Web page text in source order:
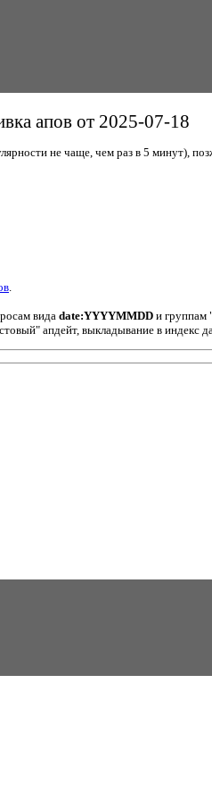
апов от 2025-07-18
не чаще, чем раз в 5 минут),
вида date:YYYYMMDD и группам
апдейт, выкладывание в индекс